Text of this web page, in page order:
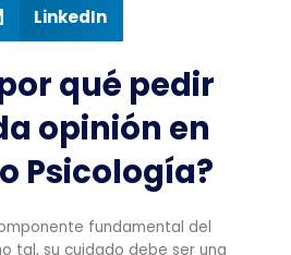
LinkedIn
qué pedir
opinión en
Psicología?
fundamental del
tal, su cuidado debe ser una